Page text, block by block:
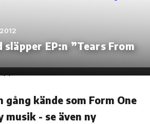
släpper EP:n ”Tears From
gång kände som Form One
musik - se även ny